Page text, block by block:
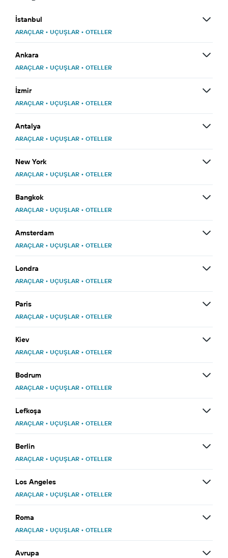
İstanbul
ARAÇLAR • UÇUŞLAR • OTELLER
Ankara
ARAÇLAR • UÇUŞLAR • OTELLER
İzmir
ARAÇLAR • UÇUŞLAR • OTELLER
Antalya
ARAÇLAR • UÇUŞLAR • OTELLER
New York
ARAÇLAR • UÇUŞLAR • OTELLER
Bangkok
ARAÇLAR • UÇUŞLAR • OTELLER
Amsterdam
ARAÇLAR • UÇUŞLAR • OTELLER
Londra
ARAÇLAR • UÇUŞLAR • OTELLER
Paris
ARAÇLAR • UÇUŞLAR • OTELLER
Kiev
ARAÇLAR • UÇUŞLAR • OTELLER
Bodrum
ARAÇLAR • UÇUŞLAR • OTELLER
Lefkoşa
ARAÇLAR • UÇUŞLAR • OTELLER
Berlin
ARAÇLAR • UÇUŞLAR • OTELLER
Los Angeles
ARAÇLAR • UÇUŞLAR • OTELLER
Roma
ARAÇLAR • UÇUŞLAR • OTELLER
Avrupa